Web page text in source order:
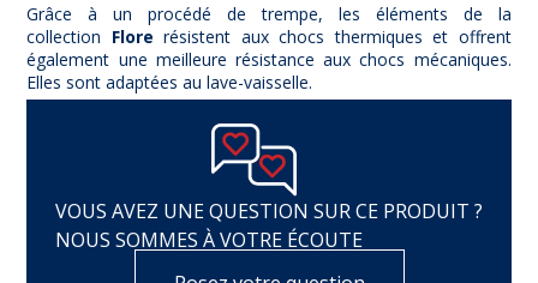
Grâce à un procédé de trempe, les éléments de la
collection Flore résistent aux chocs thermiques et offrent
également une meilleure résistance aux chocs mécaniques.
Elles sont adaptées au lave-vaisselle.
VOUS AVEZ UNE QUESTION SUR CE PRODUIT ?
NOUS SOMMES À VOTRE ÉCOUTE